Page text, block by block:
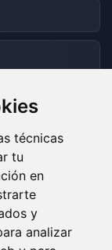
técnicas
tu
en
y
analizar